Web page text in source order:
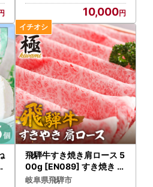
10,000
飛騨牛すき焼き肩ロース 5
00g [EN089] すき焼き 牛
肉
岐阜県飛騨市